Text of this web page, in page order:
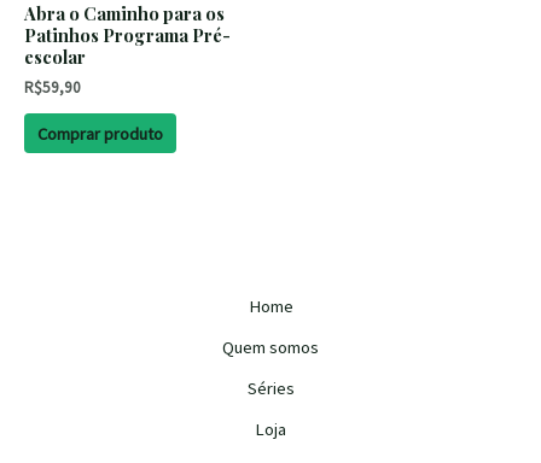
Abra o Caminho para os
Patinhos Programa Pré-
escolar
R$59,90
Comprar produto
Home
Quem somos
Séries
Loja